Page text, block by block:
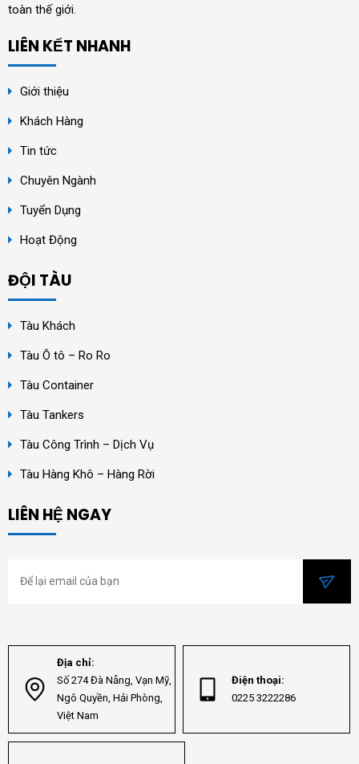
toàn thế giới.
LIÊN KẾT NHANH
Giới thiệu
Khách Hàng
Tin tức
Chuyên Ngành
Tuyển Dụng
Hoạt Động
ĐỘI TÀU
Tàu Khách
Tàu Ô tô – Ro Ro
Tàu Container
Tàu Tankers
Tàu Công Trình – Dịch Vụ
Tàu Hàng Khô – Hàng Rời
LIÊN HỆ NGAY
Địa chỉ:
Số 274 Đà Nẵng, Vạn Mỹ,
Ngô Quyền, Hải Phòng,
Việt Nam
Điện thoại:
0225 3222286